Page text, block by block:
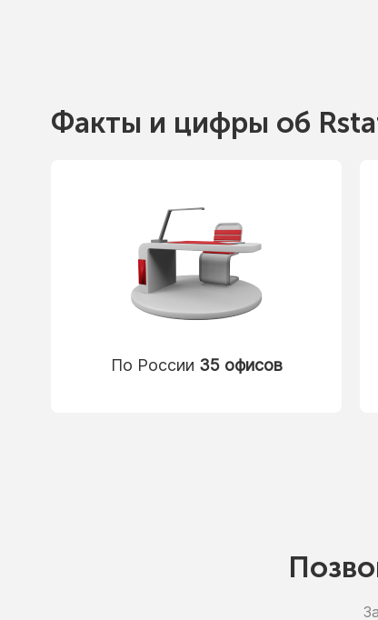
Факты и цифры об
По России 35 офисов